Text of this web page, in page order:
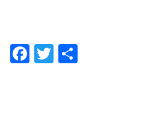
Facebook
Twitter